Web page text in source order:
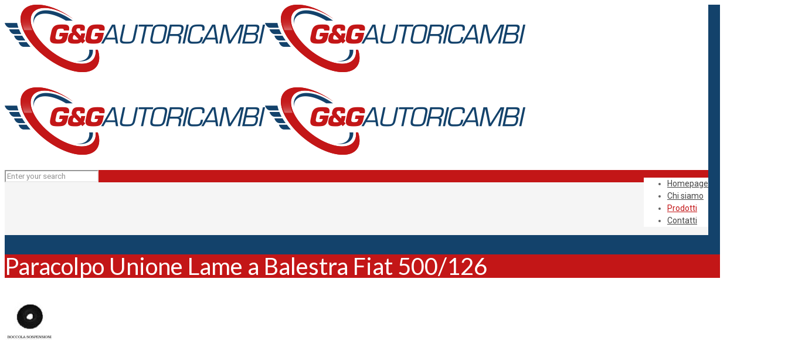
Homepage
Chi siamo
Prodotti
Contatti
Paracolpo Unione Lame a Balestra Fiat 500/126